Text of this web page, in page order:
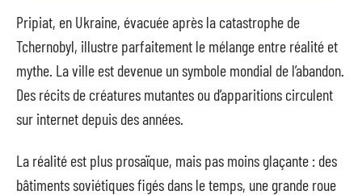
Pripiat, en Ukraine, évacuée après la catastrophe de
Tchernobyl, illustre parfaitement le mélange entre réalité et
mythe. La ville est devenue un symbole mondial de l’abandon.
Des récits de créatures mutantes ou d’apparitions circulent
sur internet depuis des années.
La réalité est plus prosaïque, mais pas moins glaçante : des
bâtiments soviétiques figés dans le temps, une grande roue